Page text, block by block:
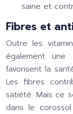
saine et
Fibres et
Outre les
également une
favorisent la
Les fibres
satiété. Mais ce
dans le